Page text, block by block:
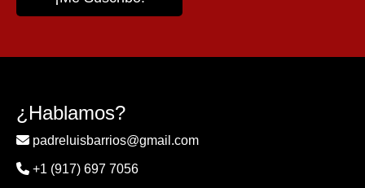
¿Hablamos?
padreluisbarrios@gmail.com
+1 (917) 697 7056